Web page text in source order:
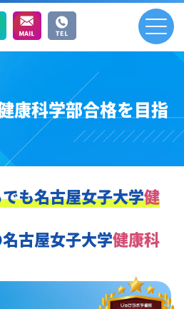
康科学部合格を目指
も名古屋女子大学健
名古屋女子大学健康科